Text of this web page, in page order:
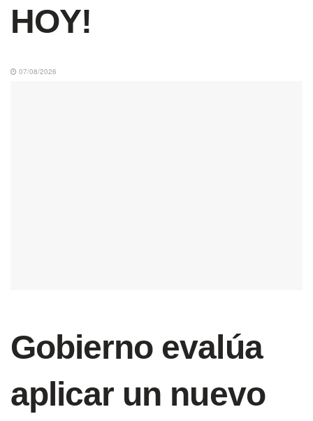
HOY!
07/08/2026
Gobierno evalúa
aplicar un nuevo